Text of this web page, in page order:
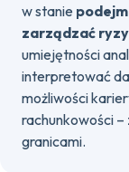
w stanie
zarządzać
umiejętności
interpretować
możliwości
rachunkowości
granicami.